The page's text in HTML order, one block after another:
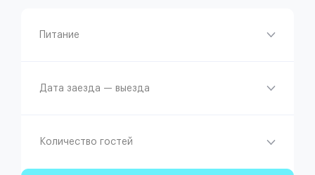
Питание
Дата заезда — выезда
Количество гостей